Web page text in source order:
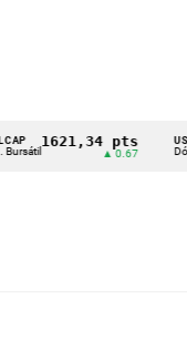
pts USD/COP
Dólar Spot